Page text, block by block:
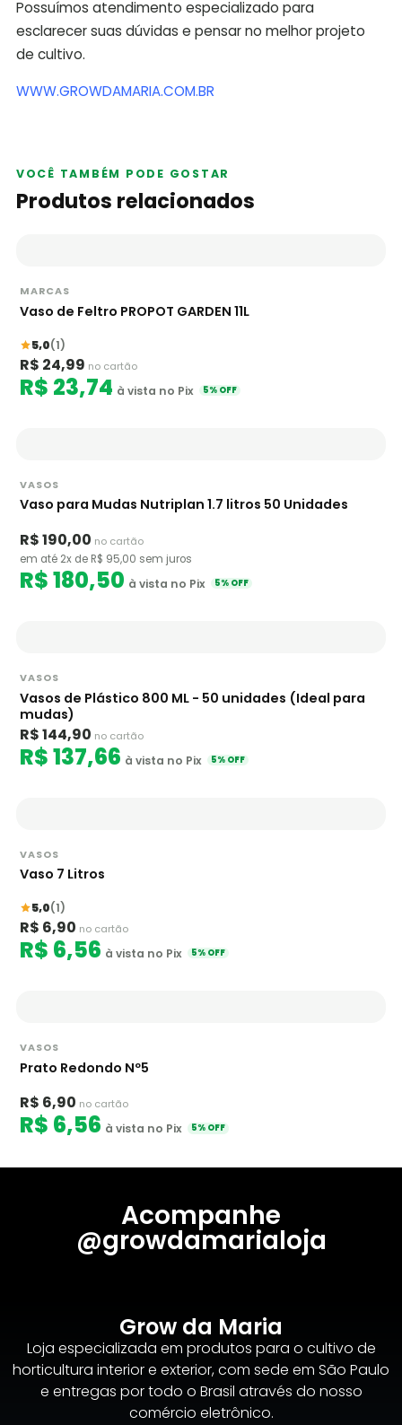
Possuímos atendimento especializado para
esclarecer suas dúvidas e pensar no melhor projeto
de cultivo.
WWW.GROWDAMARIA.COM.BR
VOCÊ TAMBÉM PODE GOSTAR
Produtos relacionados
MARCAS
Vaso de Feltro PROPOT GARDEN 11L
5,0(1)
R$ 24,99 no cartão
R$ 23,74 à vista no Pix 5% OFF
VASOS
Vaso para Mudas Nutriplan 1.7 litros 50 Unidades
R$ 190,00 no cartão
em até 2x de R$ 95,00 sem juros
R$ 180,50 à vista no Pix 5% OFF
VASOS
Vasos de Plástico 800 ML - 50 unidades (Ideal para
mudas)
R$ 144,90 no cartão
R$ 137,66 à vista no Pix 5% OFF
VASOS
Vaso 7 Litros
5,0(1)
R$ 6,90 no cartão
R$ 6,56 à vista no Pix 5% OFF
VASOS
Prato Redondo Nº5
R$ 6,90 no cartão
R$ 6,56 à vista no Pix 5% OFF
Acompanhe
@growdamarialoja
Grow da Maria
Loja especializada em produtos para o cultivo de
horticultura interior e exterior, com sede em São Paulo
e entregas por todo o Brasil através do nosso
comércio eletrônico.